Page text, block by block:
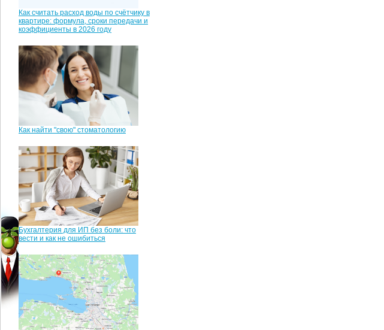
Как считать расход воды по счётчику в
квартире: формула, сроки передачи и
коэффициенты в 2026 году
Как найти "свою" стоматологию
Бухгалтерия для ИП без боли: что
вести и как не ошибиться